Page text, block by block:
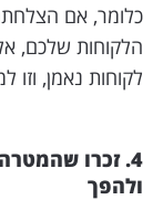
כלומר, אם
הלקוחות שלכם,
לקוחות נאמן,
4. זכרו
ולהפך